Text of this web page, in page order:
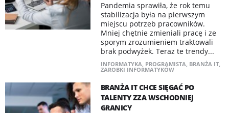
Pandemia sprawiła, że rok temu
stabilizacja była na pierwszym
miejscu potrzeb pracowników.
Mniej chętnie zmieniali pracę i ze
sporym zrozumieniem traktowali
brak podwyżek. Teraz te trendy...
INFORMATYKA, PROGRAMISTA, BRANŻA IT,
ZAROBKI INFORMATYKÓW
BRANŻA IT CHCE SIĘGAĆ PO
TALENTY ZZA WSCHODNIEJ
GRANICY